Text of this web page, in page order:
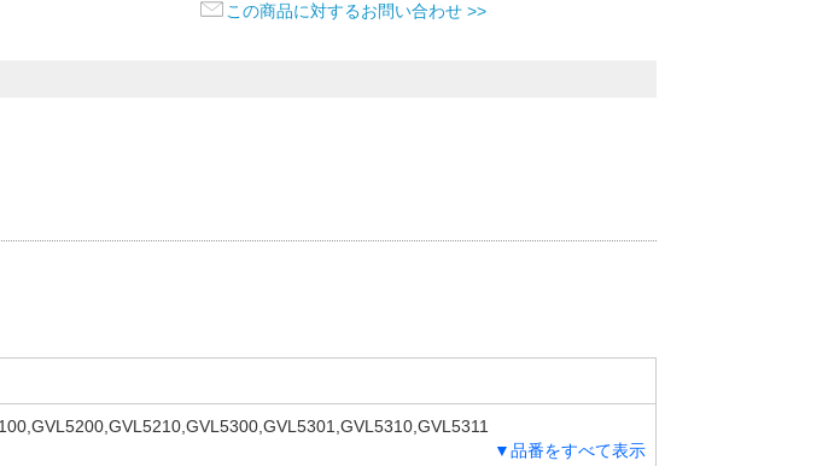
この商品に対するお問い合わせ >>
▼品番をすべて表示